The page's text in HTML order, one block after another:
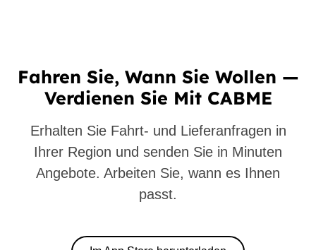
Fahren Sie, Wann Sie Wollen —
Verdienen Sie Mit CABME
Erhalten Sie Fahrt- und Lieferanfragen in
Ihrer Region und senden Sie in Minuten
Angebote. Arbeiten Sie, wann es Ihnen
passt.